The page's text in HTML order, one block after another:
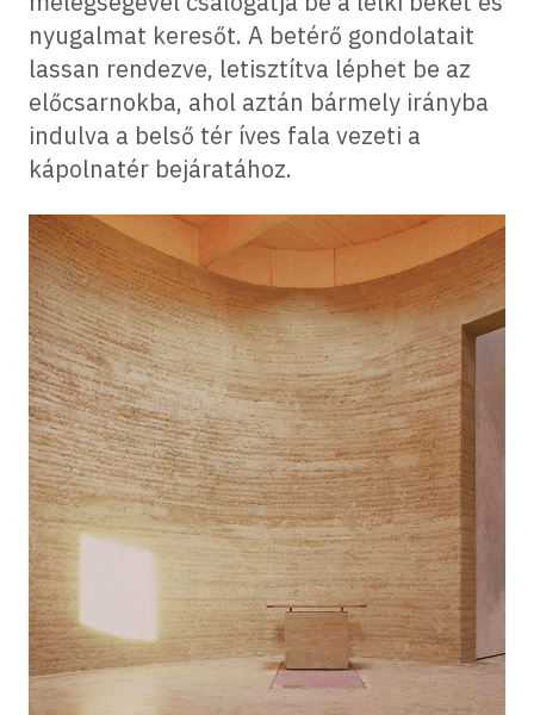
nyugalmat keresőt. A betérő gondolatait
lassan rendezve, letisztítva léphet be az
előcsarnokba, ahol aztán bármely irányba
indulva a belső tér íves fala vezeti a
kápolnatér bejáratához.